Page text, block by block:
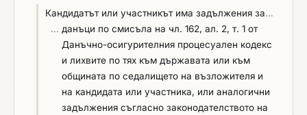
Кандидатът или участникът има задължения за…
… данъци по смисъла на чл. 162, ал. 2, т. 1 от
Данъчно-осигурителния процесуален кодекс
и лихвите по тях към държавата или към
общината по седалището на възложителя и
на кандидата или участника, или аналогични
задължения съгласно законодателството на